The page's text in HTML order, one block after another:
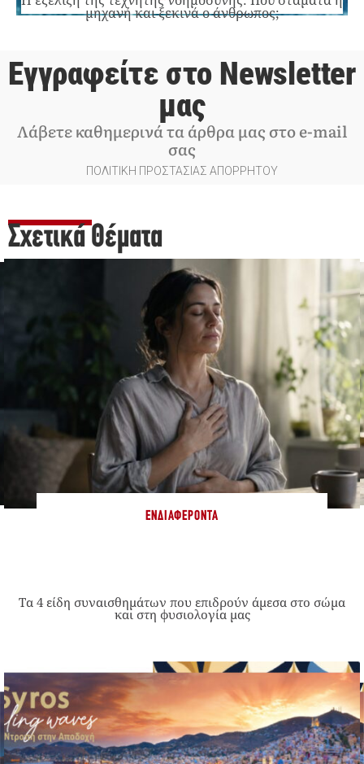
μηχανή και ξεκινά ο άνθρωπος;
Εγγραφείτε στο Newsletter
μας
Λάβετε καθημερινά τα άρθρα μας στο e-mail
σας
ΠΟΛΙΤΙΚΗ ΠΡΟΣΤΑΣΙΑΣ ΑΠΟΡΡΗΤΟΥ
Σχετικά Θέματα
ΕΝΔΙΑΦΈΡΟΝΤΑ
Τα 4 είδη συναισθημάτων που επιδρούν άμεσα στο σώμα
και στη φυσιολογία μας